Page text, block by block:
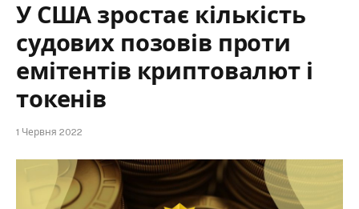
У США зростає кількість
судових позовів проти
емітентів криптовалют і
токенів
1 Червня 2022